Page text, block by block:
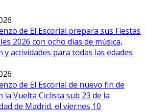
de El Escorial prepara sus Fiestas
2026 con ocho días de música,
y actividades para todas las edades
de El Escorial de nuevo fin de
la Vuelta Ciclista sub 23 de la
de Madrid, el viernes 10